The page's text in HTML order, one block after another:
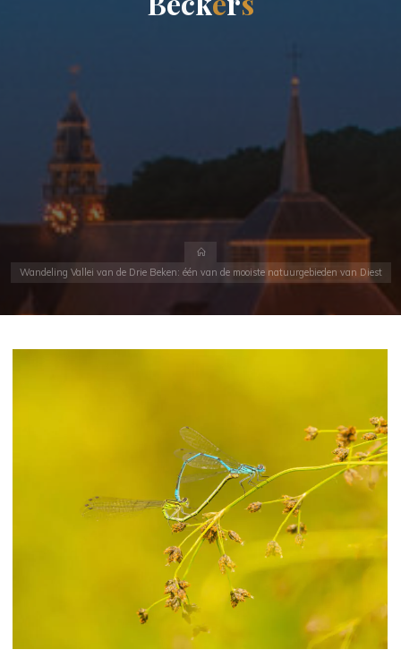
Wandeling Vallei van de Drie Beken: één van de mooiste natuurgebieden van Diest